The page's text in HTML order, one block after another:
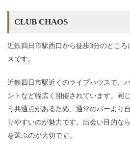
CLUB CHAOS
近鉄四日市駅西口から徒歩3分のとこ
スです。
近鉄四日市駅近くのライブハウスで、
ントなど幅広く開催されています。同
う共通点があるため、通常のバーより
りやすいのが魅力です。出会い目的な
を選ぶのが大切です。